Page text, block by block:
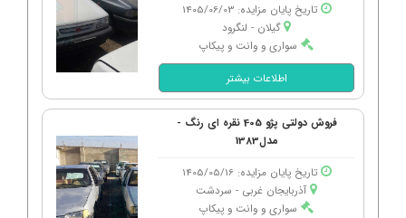
تاریخ پایان مزایده: 1405/06/03
گیلان - لنگرود
سواری و وانت و پیکاپ
اطلاعات بیشتر
فروش دولتی پژو 405 نقره ای رنگ -
مدل1383
تاریخ پایان مزایده: 1405/05/16
آذربایجان غربی - سردشت
سواری و وانت و پیکاپ